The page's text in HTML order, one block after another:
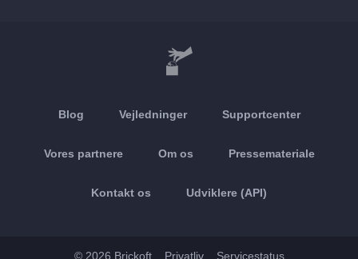
Blog Vejledninger Supportcenter
Vores partnere Om os Pressemateriale
Kontakt os Udviklere (API)
© 2026 Brickoft Privatliv Servicestatus